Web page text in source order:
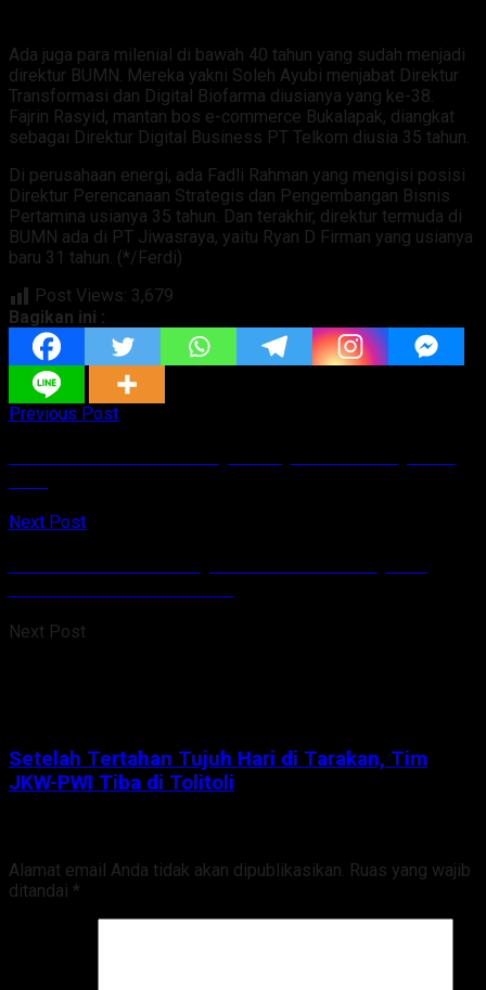
Ada juga para milenial di bawah 40 tahun yang sudah menjadi
direktur BUMN. Mereka yakni Soleh Ayubi menjabat Direktur
Transformasi dan Digital Biofarma diusianya yang ke-38.
Fajrin Rasyid, mantan bos e-commerce Bukalapak, diangkat
sebagai Direktur Digital Business PT Telkom diusia 35 tahun.
Di perusahaan energi, ada Fadli Rahman yang mengisi posisi
Direktur Perencanaan Strategis dan Pengembangan Bisnis
Pertamina usianya 35 tahun. Dan terakhir, direktur termuda di
BUMN ada di PT Jiwasraya, yaitu Ryan D Firman yang usianya
baru 31 tahun. (*/Ferdi)
Post Views: 3,679
Bagikan ini :
Previous Post
Next Post
Next Post
Setelah Tertahan Tujuh Hari di Tarakan, Tim
JKW-PWI Tiba di Tolitoli
Alamat email Anda tidak akan dipublikasikan. Ruas yang wajib
ditandai *